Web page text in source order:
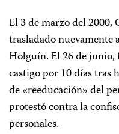
El 3 de marzo del 2000,
trasladado nuevamente
Holguín. El 26 de junio,
castigo por 10 días tras
de «reeducación» del
protestó contra la
personales.